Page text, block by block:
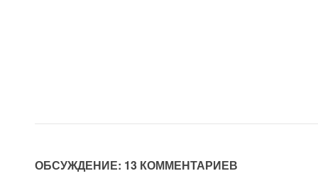
ОБСУЖДЕНИЕ: 13 КОММЕНТАРИЕВ